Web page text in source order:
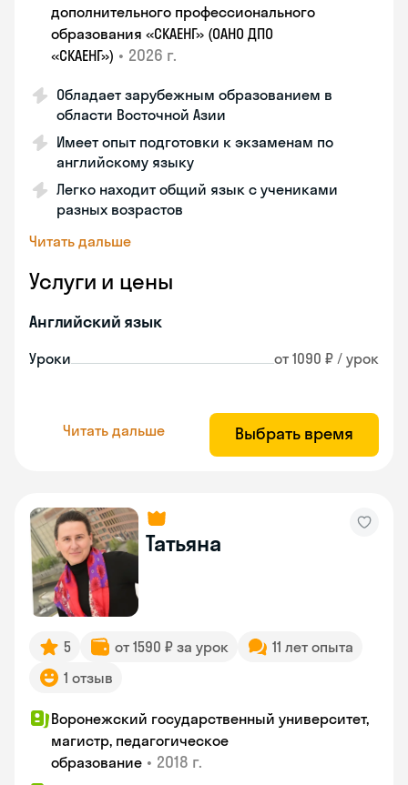
дополнительного профессионального
образования «СКАЕНГ» (ОАНО ДПО
«СКАЕНГ») • 2026 г.
Обладает зарубежным образованием в
области Восточной Азии
Имеет опыт подготовки к экзаменам по
английскому языку
Легко находит общий язык с учениками
разных возрастов
Читать дальше
Услуги и цены
Английский язык
Уроки от 1090 ₽ / урок
Читать дальше Выбрать время
Татьяна
5 от 1590 ₽ за урок
11 лет опыта
1 отзыв
Воронежский государственный университет,
магистр, педагогическое
образование • 2018 г.